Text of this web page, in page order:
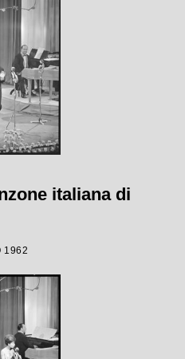
italiana di
1962